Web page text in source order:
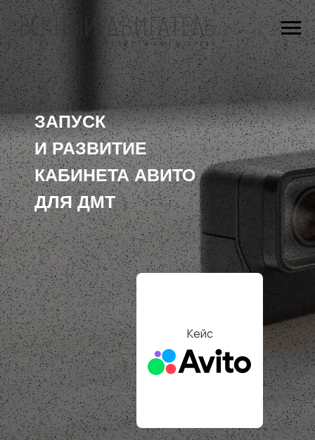
ЗАПУСК
И РАЗВИТИЕ
КАБИНЕТА АВИТО
ДЛЯ ДМТ
Кейс